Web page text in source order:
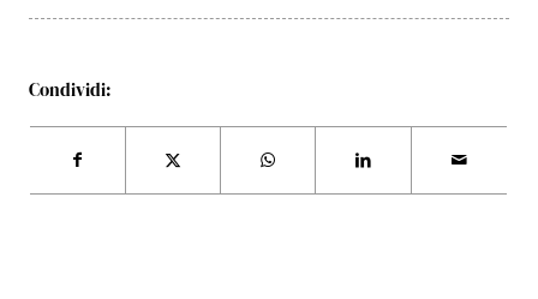
Condividi: